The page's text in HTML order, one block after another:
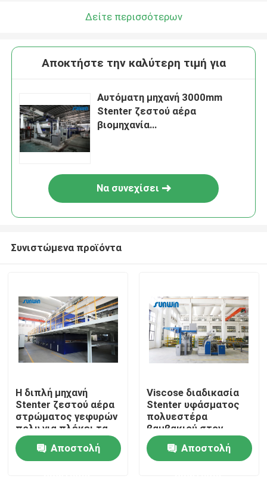
Σπίτι
Προϊόντα
Δείτε περισσότερων
Αποκτήστε την καλύτερη τιμή για
Αυτόματη μηχανή 3000mm
Stenter ζεστού αέρα
βιομηχανία
Να συνεχίσει
Συνιστώμενα προϊόντα
Η διπλή μηχανή
Stenter ζεστού αέρα
στρώματος γεφυρών
πολυ για πλέκει τα
υφαμένα υφάσματα
Αποστολή
Viscose διαδικασία
Stenter υφάσματος
πολυεστέρα
βαμβακιού στον
υφαντικό εξοπλισμό
λήξης βιομηχανίας
κλωστοϋφαντουργίας
Αποστολή